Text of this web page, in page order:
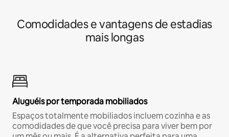
Comodidades e vantagens de estadias
mais longas
Aluguéis por temporada mobiliados
Espaços totalmente mobiliados incluem cozinha e as
comodidades de que você precisa para viver bem por